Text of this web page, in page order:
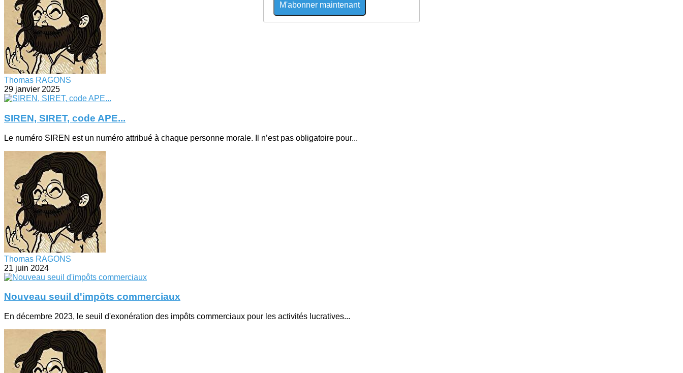
Thomas RAGONS
29 janvier 2025
SIREN, SIRET, code APE...
Le numéro SIREN est un numéro attribué à chaque personne morale. Il n’est pas obligatoire pour...
Thomas RAGONS
21 juin 2024
Nouveau seuil d'impôts commerciaux
En décembre 2023, le seuil d'exonération des impôts commerciaux pour les activités lucratives...
M'abonner maintenant